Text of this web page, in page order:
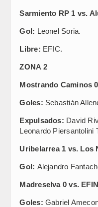
Sarmiento RP 1 vs.
Gol: Leonel Soria.
Libre: EFIC.
ZONA 2
Mostrando Caminos
Goles: Sebastián
Expulsados: David
Leonardo Piersantolini
Uribelarrea 1 vs. Los
Gol: Alejandro
Madreselva 0 vs.
Goles: Gabriel